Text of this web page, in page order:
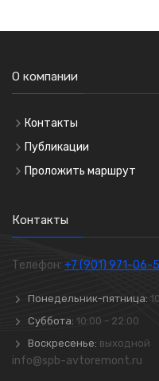
О компании
Контакты
Публикации
Проложить маршрут
Контакты
Телефон: +7 (901) 971-06-
Понедельник-пятница:
Суббота: 10:00 - 22:00
Воскресенье: выходной
info@spb-avtoremont.ru